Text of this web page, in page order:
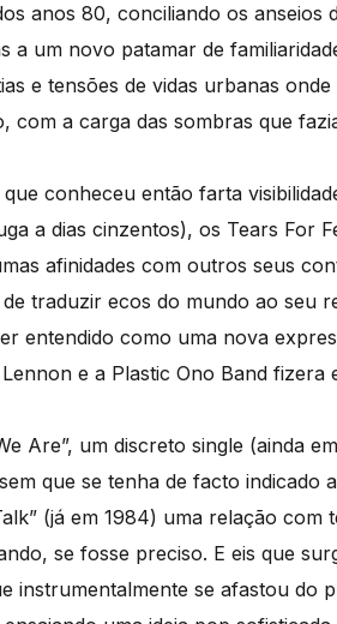
anos 80, conciliando os anseios
a um novo patamar de
e tensões de vidas urbanas
com a carga das sombras que
conheceu então farta
a dias cinzentos), os Tears For
afinidades com outros seus
traduzir ecos do mundo ao seu
entendido como uma nova
e a Plastic Ono Band
Are”, um discreto single (ainda
que se tenha de facto indicado
(já em 1984) uma relação com
se fosse preciso. E eis que
instrumentalmente se afastou do